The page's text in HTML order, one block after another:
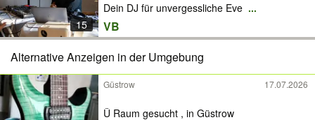
15
Dein DJ für unvergessliche Eve ...
VB
Alternative Anzeigen in der Umgebung
Güstrow 17.07.2026
Ü Raum gesucht , in Güstrow